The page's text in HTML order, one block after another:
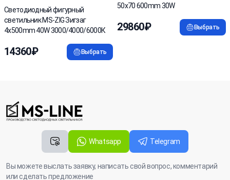
Светодиодный фигурный
светильник MS-ZIG Зигзаг
4x500mm 40W 3000/4000/6000К
14360₽ Выбрать
50x70 600mm 30W
29860₽ Выбрать
Whatsapp Telegram
Вы можете выслать заявку, написать свой вопрос, комментарий
или сделать предложение